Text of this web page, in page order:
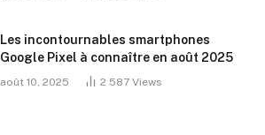
Les incontournables smartphones
Google Pixel à connaître en août 2025
août 10, 2025 2 587 Views